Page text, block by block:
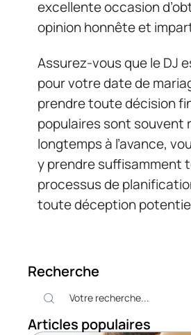
excellente occasion
opinion honnête et
Assurez-vous que le DJ
pour votre date de
prendre toute décision
populaires sont souvent
longtemps à l’avance,
y prendre suffisamment
processus de
toute déception
Recherche
Articles populaires